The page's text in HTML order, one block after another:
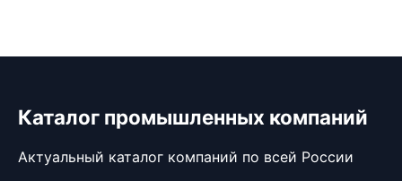
Каталог промышленных компаний
Актуальный каталог компаний по всей России